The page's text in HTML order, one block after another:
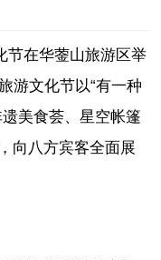
节在华蓥山旅游区举
游文化节以“有一种
美食荟、星空帐篷
向八方宾客全面展